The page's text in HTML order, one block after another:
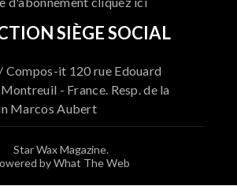
SIÈGE SOCIAL
Compos-it 120 rue Edouard
- France. Resp. de la
Marcos Aubert
Star Wax Magazine.
by What The Web